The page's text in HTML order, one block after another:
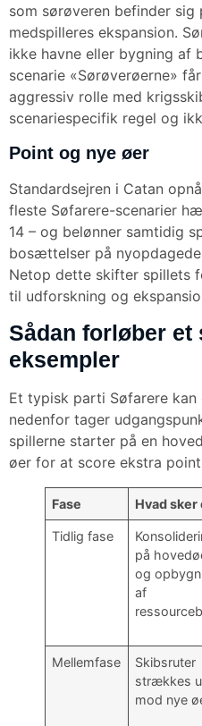
som sørøveren befinder
medspilleres ekspansion.
ikke havne eller bygning
scenarie «Sørøverøerne»
aggressiv rolle med
scenariespecifik regel og
Point og nye øer
Standardsejren i Catan
fleste Søfarere-scenarier
14 – og belønner samtidig
bosættelser på
Netop dette skifter spillets
til udforskning og
Sådan forløber et
eksempler
Et typisk parti Søfarere
nedenfor tager
spillerne starter på en
øer for at score ekstra
Fase Hvad sker
Tidlig fase
på
og
af
Mellemfase
Skibsruter
strækkes
mod nye